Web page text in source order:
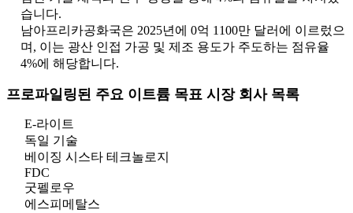
습니다.
남아프리카공화국은 2025년에 0억 1100만 달러에 이르렀으
며, 이는 광산 인접 가공 및 제조 용도가 주도하는 점유율
4%에 해당합니다.
프로파일링된 주요 이트륨 목표 시장 회사 목록
E-라이트
독일 기술
베이징 시스타 테크놀로지
FDC
굿펠로우
에스피메탈스